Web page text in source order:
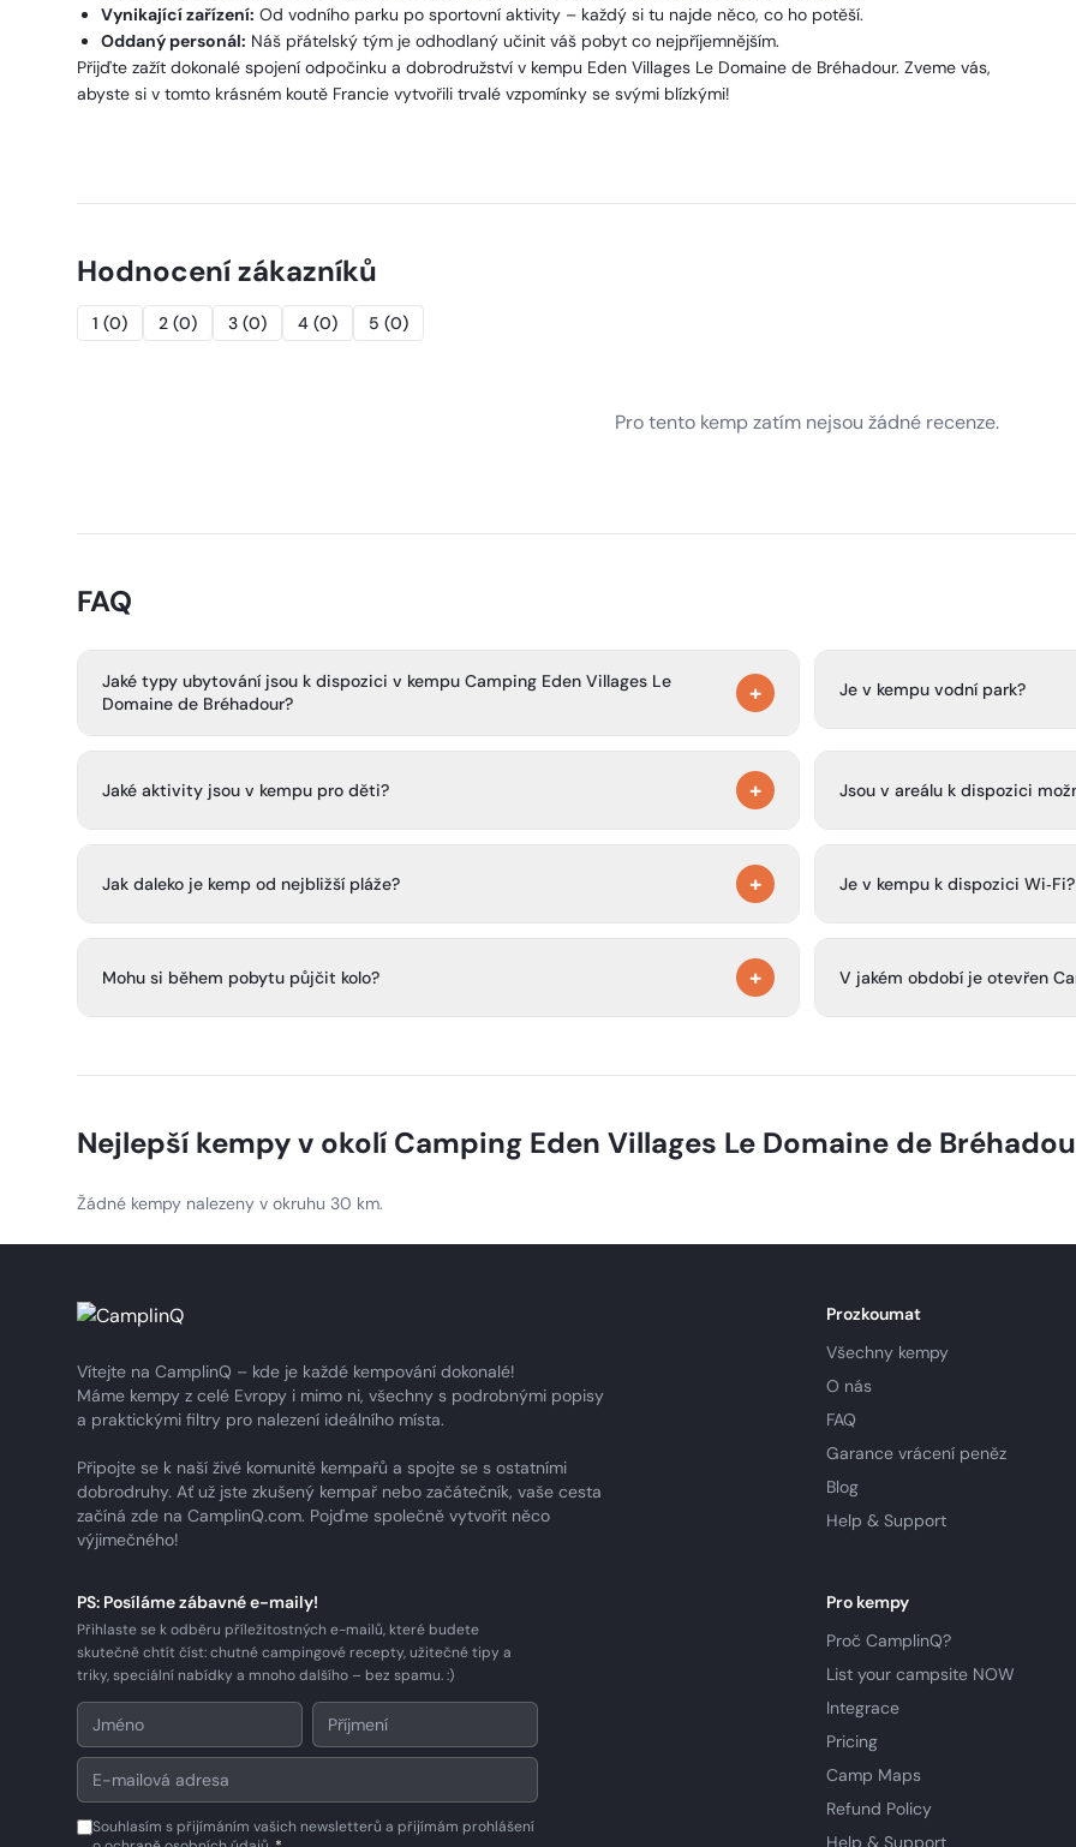
Vynikající zařízení: Od vodního parku po sportovní aktivity – každý si tu najde něco, co ho potěší.
Oddaný personál: Náš přátelský tým je odhodlaný učinit váš pobyt co nejpříjemnějším.
Přijďte zažít dokonalé spojení odpočinku a dobrodružství v kempu Eden Villages Le Domaine de Bréhadour. Zveme vás,
abyste si v tomto krásném koutě Francie vytvořili trvalé vzpomínky se svými blízkými!
Hodnocení zákazníků
1 (0) 2 (0) 3 (0) 4 (0) 5 (0)
Pro tento kemp zatím nejsou žádné recenze.
FAQ
Jaké typy ubytování jsou k dispozici v kempu Camping Eden Villages Le
Domaine de Bréhadour?
+
(mobil-homes), Tit'homes a gipsycary, takže si vybere každý podle svých potřeb a
Je v kempu vodní park?
Ano, v kempu je vodní park
vzrušujícími tobogány pro děti
Jaké aktivity jsou v kempu pro děti? +
navržená k hraní a objevování.
Jsou v areálu k dispozici
22:30.
Jak daleko je kemp od nejbližší pláže? +
plážové aktivity.
Je v kempu k dispozici Wi‑Fi?
zůstat připojeni.
Mohu si během pobytu půjčit kolo? + V jakém období je otevřen
Nejlepší kempy v okolí Camping Eden Villages Le Domaine de
Žádné kempy nalezeny v okruhu 30 km.
Vítejte na CamplinQ – kde je každé kempování dokonalé!
Máme kempy z celé Evropy i mimo ni, všechny s podrobnými popisy
a praktickými filtry pro nalezení ideálního místa.
Připojte se k naší živé komunitě kempařů a spojte se s ostatními
dobrodruhy. Ať už jste zkušený kempař nebo začátečník, vaše cesta
začíná zde na CamplinQ.com. Pojďme společně vytvořit něco
výjimečného!
Prozkoumat
Všechny kempy
O nás
FAQ
Garance vrácení peněz
Blog
Help & Support
PS: Posíláme zábavné e-maily!
Přihlaste se k odběru příležitostných e-mailů, které budete
skutečně chtít číst: chutné campingové recepty, užitečné tipy a
triky, speciální nabídky a mnoho dalšího – bez spamu. :)
Souhlasím s přijímáním vašich newsletterů a přijímám prohlášení
Pro kempy
Proč CamplinQ?
List your campsite NOW
Integrace
Pricing
Camp Maps
Refund Policy
Help & Support